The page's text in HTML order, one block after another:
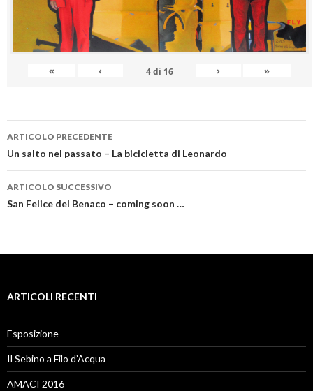
« ‹ 4di 16 › »
Navigazione articolo
ARTICOLO PRECEDENTE
Un salto nel passato – La bicicletta di Leonardo
ARTICOLO SUCCESSIVO
San Felice del Benaco – coming soon …
ARTICOLI RECENTI
Esposizione
Il Sebino a Filo d’Acqua
AMACI 2016